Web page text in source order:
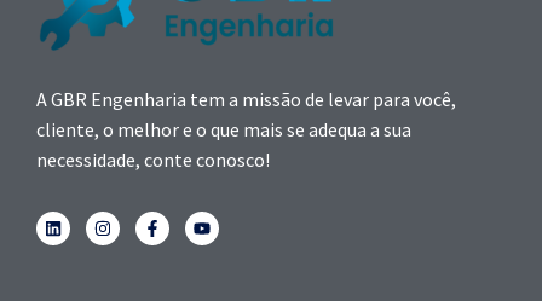
A GBR Engenharia tem a missão de levar para você,
cliente, o melhor e o que mais se adequa a sua
necessidade, conte conosco!